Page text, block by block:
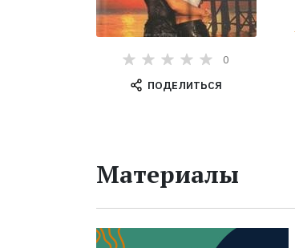
0
ПОДЕЛИТЬСЯ
Материалы